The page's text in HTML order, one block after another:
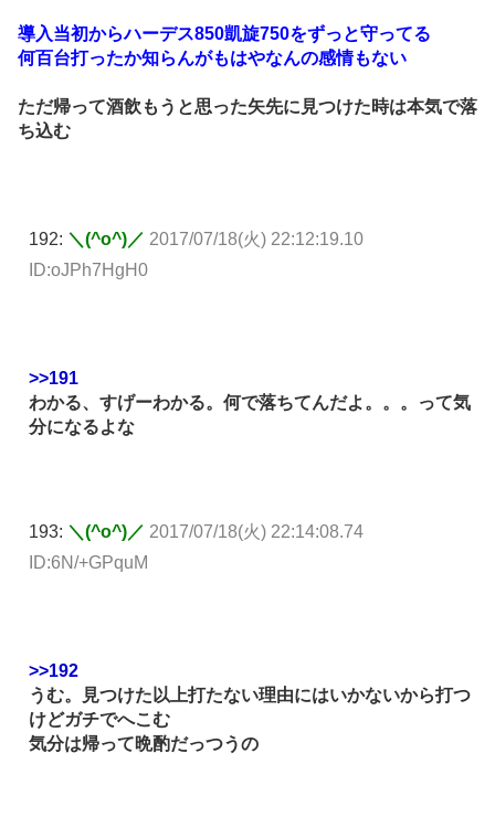
導入当初からハーデス850凱旋750をずっと守ってる
何百台打ったか知らんがもはやなんの感情もない
ただ帰って酒飲もうと思った矢先に見つけた時は本気で落
ち込む
192: ＼(^o^)／ 2017/07/18(火) 22:12:19.10
ID:oJPh7HgH0
>>191
わかる、すげーわかる。何で落ちてんだよ。。。って気
分になるよな
193: ＼(^o^)／ 2017/07/18(火) 22:14:08.74
ID:6N/+GPquM
>>192
うむ。見つけた以上打たない理由にはいかないから打つ
けどガチでへこむ
気分は帰って晩酌だっつうの